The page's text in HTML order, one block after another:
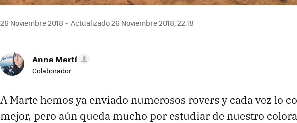
26 Noviembre 2018 Actualizado 26 Noviembre 2018, 22:18
Anna Martí
Colaborador
A Marte hemos ya enviado numerosos rovers y cada vez lo
mejor, pero aún queda mucho por estudiar de nuestro